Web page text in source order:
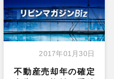
2017年01月30日
不動産売却年の確定